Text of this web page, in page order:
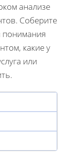
анализе
Соберите
понимания
какие у
или